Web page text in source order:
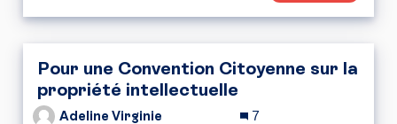
Pour une Convention Citoyenne sur la
propriété intellectuelle
Adeline Virginie
7